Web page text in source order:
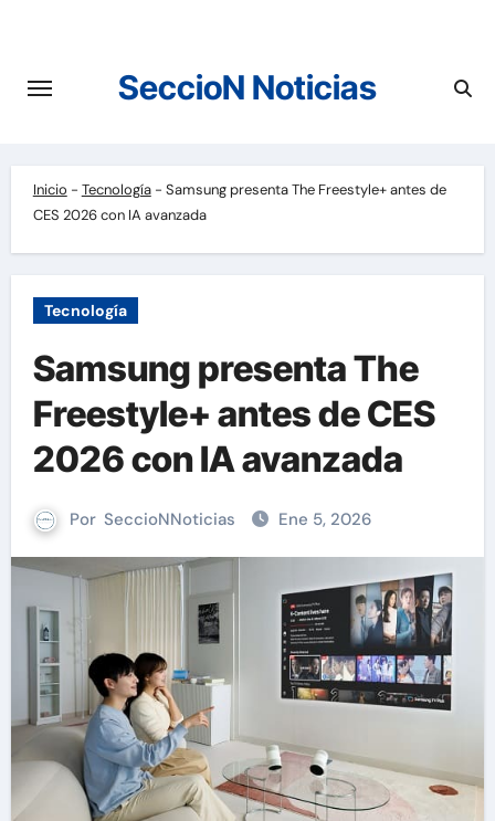
contenido
SeccioN Noticias
Inicio - Tecnología- Samsung presenta The Freestyle+ antes de
CES 2026 con IA avanzada
Tecnología
Samsung presenta The
Freestyle+ antes de CES
2026 con IA avanzada
Por SeccioNNoticias Ene 5, 2026